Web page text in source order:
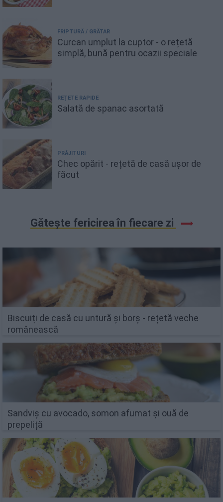
FRIPTURĂ / GRĂTAR
Curcan umplut la cuptor - o rețetă
simplă, bună pentru ocazii speciale
REȚETE RAPIDE
Salată de spanac asortată
PRĂJITURI
Chec opărit - rețetă de casă ușor de
făcut
Gătește fericirea în fiecare zi
Biscuiți de casă cu untură și borș - rețetă veche
românească
Sandviș cu avocado, somon afumat și ouă de
prepeliță